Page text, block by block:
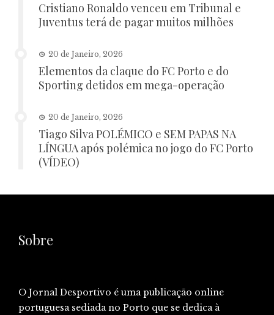
Cristiano Ronaldo venceu em Tribunal e
Juventus terá de pagar muitos milhões
20 de Janeiro, 2026
Elementos da claque do FC Porto e do
Sporting detidos em mega-operação
20 de Janeiro, 2026
Tiago Silva POLÉMICO e SEM PAPAS NA
LÍNGUA após polémica no jogo do FC Porto
(VÍDEO)
Sobre
O Jornal Desportivo é uma publicação online
portuguesa sediada no Porto que se dedica à